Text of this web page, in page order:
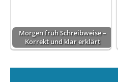
Morgen früh Schreibweise –
Korrekt und klar erklärt